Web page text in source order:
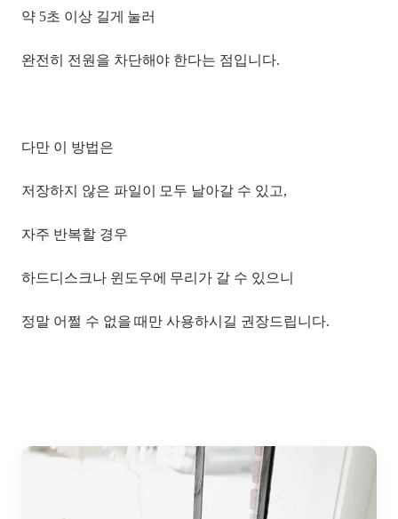
약 5초 이상 길게 눌러
완전히 전원을 차단해야 한다는 점입니다.
다만 이 방법은
저장하지 않은 파일이 모두 날아갈 수 있고,
자주 반복할 경우
하드디스크나 윈도우에 무리가 갈 수 있으니
정말 어쩔 수 없을 때만 사용하시길 권장드립니다.